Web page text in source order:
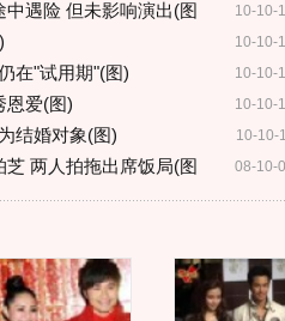
10-10-
遇险 但未影响演出(图
10-10-
10-10-
在"试用期"(图)
10-10-
恩爱(图)
10-10-
结婚对象(图)
08-10-
两人拍拖出席饭局(图